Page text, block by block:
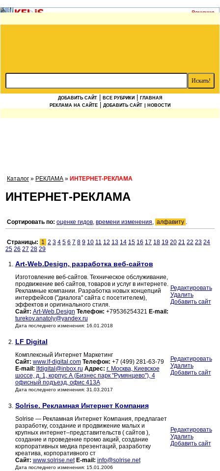
ДОБАВИТЬ САЙТ ВСЕ РУБРИКИ
ГЛАВНАЯ
РЕКЛАМА НА САЙТЕ
ДОБАВИТЬ САЙТ | НОВОСТИ
Каталог » РЕКЛАМА » ИНТЕРНЕТ-РЕКЛАМА
ИНТЕРНЕТ-РЕКЛАМА
Сортировать по: оценке гидов, времени изменения, алфавиту .
Страницы: 1 2 3 4 5 6 7 8 9 10 11 12 13 14 15 16 17 18 19 20 21 22 23 24
25 26 27 28 29
1. Art-Web.Design, разработка веб-сайтов
Изготовление веб-сайтов. Техническое обслуживание,
продвижение веб сайтов, товаров и услуг в интернете.
Рекламные компании. Разработка новых концепций
интерфейсов ("диалога" сайта с посетителем),
эффектов и оригинального стиля.
Сайт: Art-Web.Design Телефон: +79536254321 E-mail:
turekov.anatoly@yandex.ru
Дата последнего изменения: 16.01.2018
Редактировать
Удалить
Добавить сайт
2. LF Digital
Комплексный Интернет Маркетинг
Сайт: www.lf-digital.com Телефон: +7 (499) 281-63-79
E-mail: lfdigital@inbox.ru Адрес: г. Москва, Киевское
шоссе, д. 1, корпус А (Бизнес парк "Румянцево"), 4
офисный подъезд, офис 413А
Дата последнего изменения: 31.03.2017
Редактировать
Удалить
Добавить сайт
3. Solrise. Рекламная Интернет Компания
Solrise — Рекламная Интернет Компания, предлагает
разработку, создание и продвижение малых и
крупных интернет–представительств ( сайтов ),
создание и проведение промо акций, создание
корпоративных медиа презентаций, разработку
креатива, корпоративного ст
Сайт: www.solrise.net E-mail: info@solrise.net
Дата последнего изменения: 15.01.2006
Редактировать
Удалить
Добавить сайт